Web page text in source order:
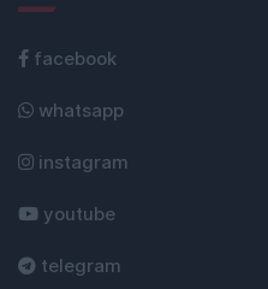
facebook
whatsapp
instagram
youtube
telegram